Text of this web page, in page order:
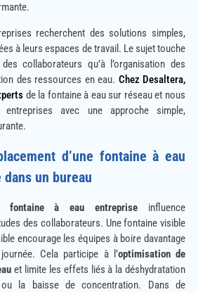
recherchent des solutions simples,
à leurs espaces de travail. Le sujet touche
collaborateurs qu’à l’organisation des
des ressources en eau. Chez Desaltera,
de la fontaine à eau sur réseau et nous
entreprises avec une approche simple,
d’une fontaine à eau
un bureau
fontaine à eau entreprise influence
des collaborateurs. Une fontaine visible
encourage les équipes à boire davantage
Cela participe à l’optimisation de
et limite les effets liés à la déshydratation
la baisse de concentration. Dans de